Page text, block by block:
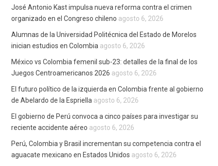
José Antonio Kast impulsa nueva reforma contra el crimen
organizado en el Congreso chileno agosto 6, 2026
Alumnas de la Universidad Politécnica del Estado de Morelos
inician estudios en Colombia agosto 6, 2026
México vs Colombia femenil sub-23: detalles de la final de los
Juegos Centroamericanos 2026 agosto 6, 2026
El futuro político de la izquierda en Colombia frente al gobierno
de Abelardo de la Espriella agosto 6, 2026
El gobierno de Perú convoca a cinco países para investigar su
reciente accidente aéreo agosto 6, 2026
Perú, Colombia y Brasil incrementan su competencia contra el
aguacate mexicano en Estados Unidos agosto 6, 2026